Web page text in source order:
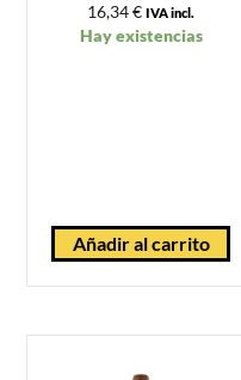
16,34€ IVA incl.
Hay existencias
Añadir al carrito